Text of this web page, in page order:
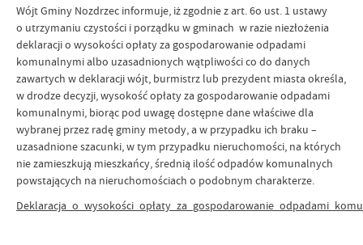
Wójt Gminy Nozdrzec informuje, iż zgodnie z art. 6o ust. 1 ustawy
o utrzymaniu czystości i porządku w gminach w razie niezłożenia
deklaracji o wysokości opłaty za gospodarowanie odpadami
komunalnymi albo uzasadnionych wątpliwości co do danych
zawartych w deklaracji wójt, burmistrz lub prezydent miasta określa,
w drodze decyzji, wysokość opłaty za gospodarowanie odpadami
komunalnymi, biorąc pod uwagę dostępne dane właściwe dla
wybranej przez radę gminy metody, a w przypadku ich braku –
uzasadnione szacunki, w tym przypadku nieruchomości, na których
nie zamieszkują mieszkańcy, średnią ilość odpadów komunalnych
powstających na nieruchomościach o podobnym charakterze.